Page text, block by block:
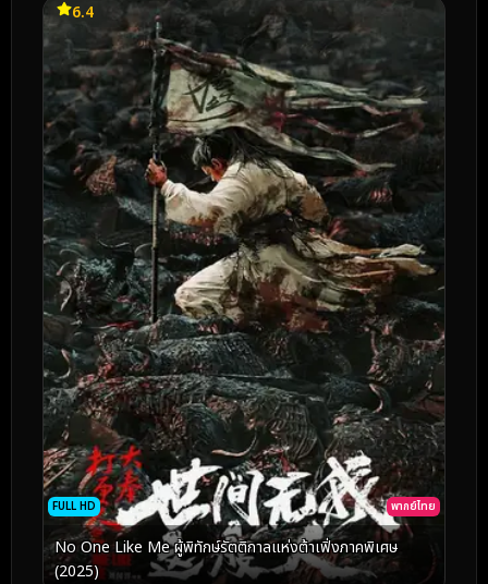
FULL HD พากย์ไทย
6.4
No One Like Me ผู้พิทักษ์รัตติกาลแห่งต้าเฟิ่งภาคพิเศษ
(2025)